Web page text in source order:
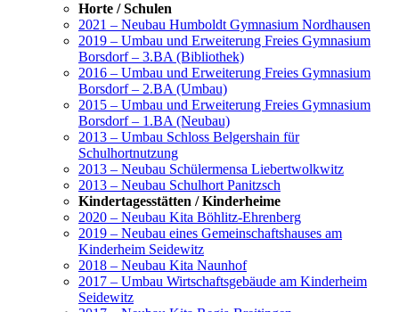
Horte / Schulen
2021 – Neubau Humboldt Gymnasium Nordhausen
2019 – Umbau und Erweiterung Freies Gymnasium
Borsdorf – 3.BA (Bibliothek)
2016 – Umbau und Erweiterung Freies Gymnasium
Borsdorf – 2.BA (Umbau)
2015 – Umbau und Erweiterung Freies Gymnasium
Borsdorf – 1.BA (Neubau)
2013 – Umbau Schloss Belgershain für
Schulhortnutzung
2013 – Neubau Schülermensa Liebertwolkwitz
2013 – Neubau Schulhort Panitzsch
Kindertagesstätten / Kinderheime
2020 – Neubau Kita Böhlitz-Ehrenberg
2019 – Neubau eines Gemeinschaftshauses am
Kinderheim Seidewitz
2018 – Neubau Kita Naunhof
2017 – Umbau Wirtschaftsgebäude am Kinderheim
Seidewitz